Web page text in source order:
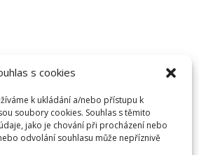
s cookies
k ukládání a/nebo přístupu k
soubory cookies. Souhlas s těmito
jako je chování při procházení nebo
odvolání souhlasu může nepříznivě
S.R.O.
2050
TŘEBOVÁ